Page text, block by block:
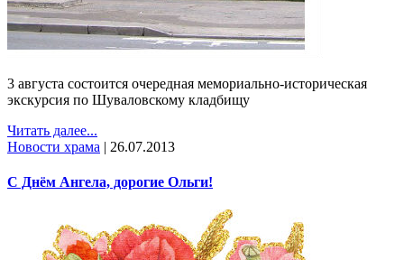
3 августа состоится очередная мемориально-историческая
экскурсия по Шуваловскому кладбищу
Читать далее...
Новости храма | 26.07.2013
С Днём Ангела, дорогие Ольги!